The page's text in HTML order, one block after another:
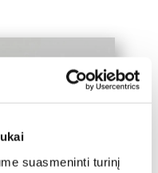
suasmeninti turinį